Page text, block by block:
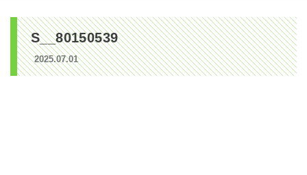
S__80150539
2025.07.01